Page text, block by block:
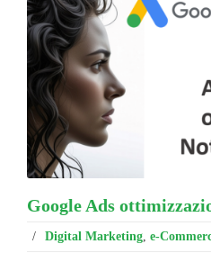
Google Ads
/ Digital Marketing, e-